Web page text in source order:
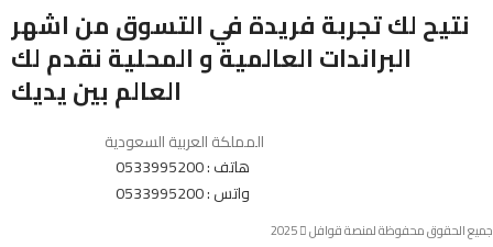
نتيح لك تجربة فريدة في التسوق من اشهر
البراندات العالمية و المحلية نقدم لك
العالم بين يديك
المملكة العربية السعودية
هاتف : 0533995200
واتس : 0533995200
جميع الحقوق محفوظة لمنصة قوافل